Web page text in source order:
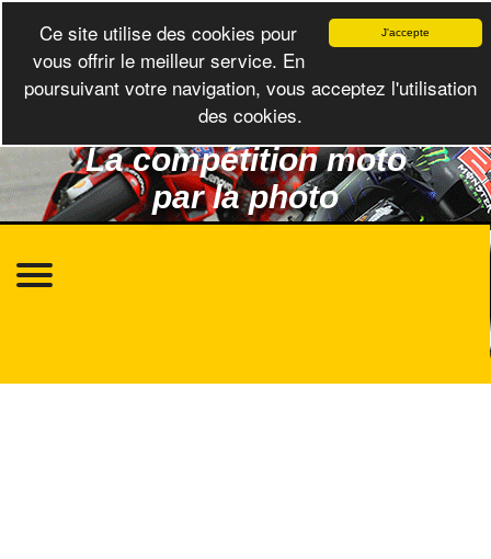
La compétition moto
par la photo
J'accepte
Ce site utilise des cookies pour
vous offrir le meilleur service. En
poursuivant votre navigation, vous acceptez l'utilisation
des cookies.